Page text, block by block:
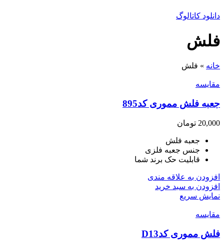
دانلود کاتالوگ
فلش
خانه » فلش
مقايسه
جعبه فلش مموری کد895
20,000 تومان
جعبه فلش
جنس جعبه فلزی
قابلیت حک برند شما
افزودن به علاقه مندی
افزودن به سبد خرید
نمایش سریع
مقايسه
فلش مموری کدD13